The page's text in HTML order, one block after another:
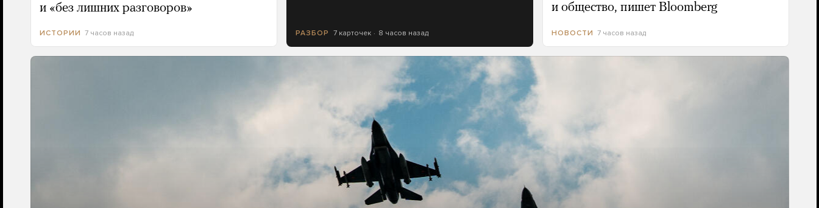
и «без лишних разговоров»
ИСТОРИИ 7 часов назад РАЗБОР 7 карточек 8 часов назад
и общество, пишет Bloomberg
НОВОСТИ 7 часов назад